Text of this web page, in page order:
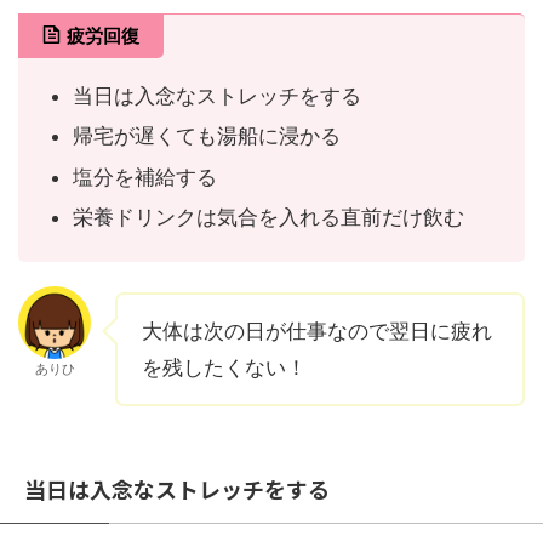
疲労回復
当日は入念なストレッチをする
帰宅が遅くても湯船に浸かる
塩分を補給する
栄養ドリンクは気合を入れる直前だけ飲む
ありひ
大体は次の日が仕事なので翌日に疲れ
を残したくない！
当日は入念なストレッチをする